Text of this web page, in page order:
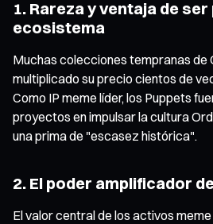
1. Rareza y ventaja de
ecosistema
Muchas colecciones tempranas de
multiplicado su precio cientos de
Como IP meme líder, los Puppets
proyectos en impulsar la cultura
una prima de "escasez histórica".
2. El poder amplificador
El valor central de los activos